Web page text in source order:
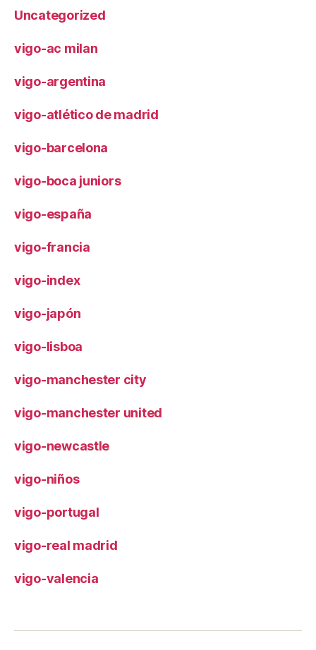
Uncategorized
vigo-ac milan
vigo-argentina
vigo-atlético de madrid
vigo-barcelona
vigo-boca juniors
vigo-españa
vigo-francia
vigo-index
vigo-japón
vigo-lisboa
vigo-manchester city
vigo-manchester united
vigo-newcastle
vigo-niños
vigo-portugal
vigo-real madrid
vigo-valencia